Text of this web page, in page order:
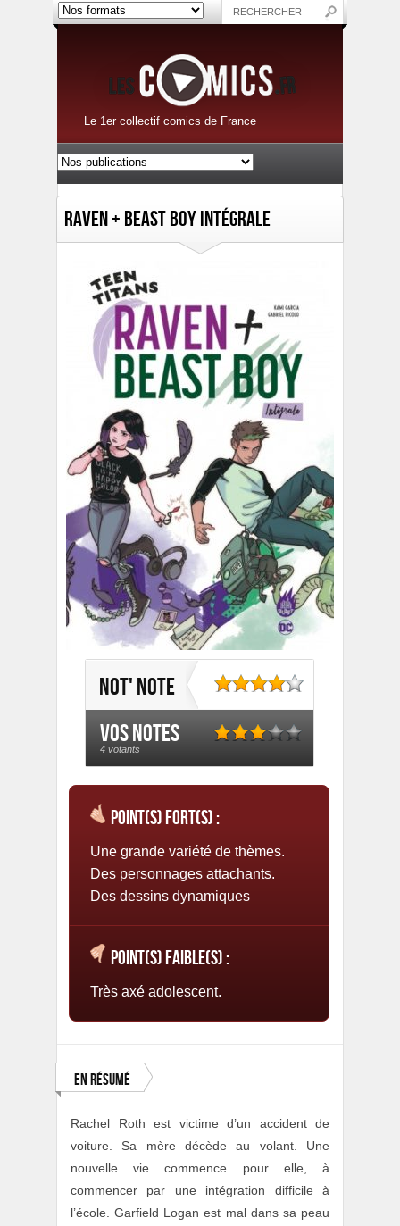
Le 1er collectif comics de France
Raven + Beast Boy Intégrale
Not' note
Vos notes
4 votants
Point(s) fort(s) :
Une grande variété de thèmes.
Des personnages attachants.
Des dessins dynamiques
Point(s) faible(s) :
Très axé adolescent.
En résumé
Rachel Roth est victime d’un accident de
voiture. Sa mère décède au volant. Une
nouvelle vie commence pour elle, à
commencer par une intégration difficile à
l’école. Garfield Logan est mal dans sa peau